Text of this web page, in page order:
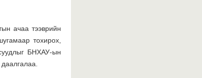
ачаа тээврийн
тохирох,
БНХАУ-ын